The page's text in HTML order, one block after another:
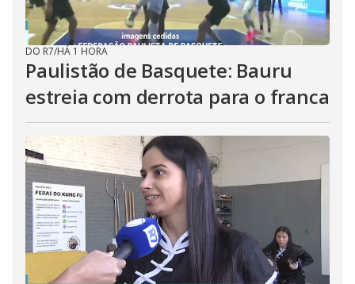
DO R7/HÁ 1 HORA
Paulistão de Basquete: Bauru
estreia com derrota para o franca